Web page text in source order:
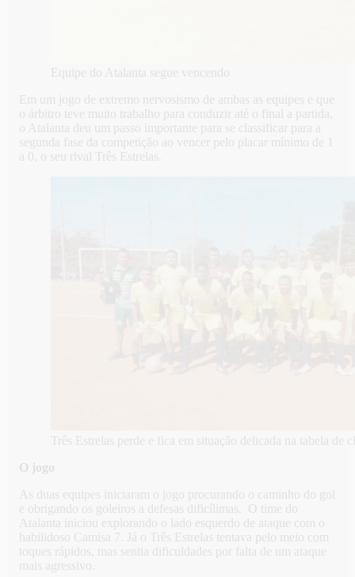
Equipe do Atalanta segue vencendo
Em um jogo de extremo nervosismo de ambas as equipes e que
o árbitro teve muito trabalho para conduzir até o final a partida,
o Atalanta deu um passo importante para se classificar para a
segunda fase da competição ao vencer pelo placar mínimo de 1
a 0, o seu rival Três Estrelas.
Três Estrelas perde e fica em situação delicada na tabela de
O jogo
As duas equipes iniciaram o jogo procurando o caminho do gol
e obrigando os goleiros a defesas dificílimas. O time do
Atalanta iniciou explorando o lado esquerdo de ataque com o
habilidoso Camisa 7. Já o Três Estrelas tentava pelo meio com
toques rápidos, mas sentia dificuldades por falta de um ataque
mais agressivo.